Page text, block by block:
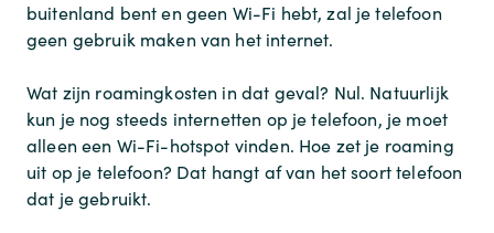
buitenland bent en geen Wi-Fi hebt, zal je telefoon
geen gebruik maken van het internet.
Wat zijn roamingkosten in dat geval? Nul. Natuurlijk
kun je nog steeds internetten op je telefoon, je moet
alleen een Wi-Fi-hotspot vinden. Hoe zet je roaming
uit op je telefoon? Dat hangt af van het soort telefoon
dat je gebruikt.